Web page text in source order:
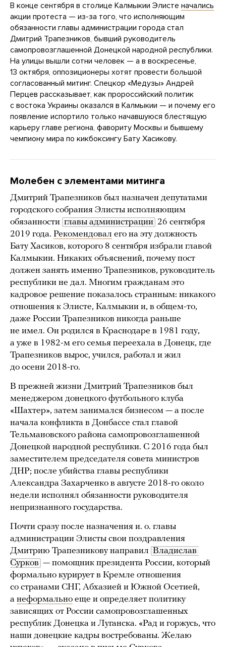
В конце сентября в столице Калмыкии Элисте начались
акции протеста — из-за того, что исполняющим
обязанности главы администрации города стал
Дмитрий Трапезников, бывший руководитель
самопровозглашенной Донецкой народной республики.
На улицы вышли сотни человек — а в воскресенье,
13 октября, оппозиционеры хотят провести большой
согласованный митинг. Спецкор «Медузы» Андрей
Перцев рассказывает, как пророссийский политик
с востока Украины оказался в Калмыкии — и почему его
появление испортило только начавшуюся блестящую
карьеру главе региона, фавориту Москвы и бывшему
чемпиону мира по кикбоксингу Бату Хасикову.
Молебен с элементами митинга
Дмитрий Трапезников был назначен депутатами
городского собрания Элисты исполняющим
обязанности главы администрации 26 сентября
2019 года. Рекомендовал его на эту должность
Бату Хасиков, которого 8 сентября избрали главой
Калмыкии. Никаких объяснений, почему пост
должен занять именно Трапезников, руководитель
республики не дал. Многим гражданам это
кадровое решение показалось странным: никакого
отношения к Элисте, Калмыкии и, в общем-то,
даже России Трапезников никогда раньше
не имел. Он родился в Краснодаре в 1981 году,
а уже в 1982-м его семья переехала в Донецк, где
Трапезников вырос, учился, работал и жил
до осени 2018-го.
В прежней жизни Дмитрий Трапезников был
менеджером донецкого футбольного клуба
«Шахтер», затем занимался бизнесом — а после
начала конфликта в Донбассе стал главой
Тельмановского района самопровозглашенной
Донецкой народной республики. С 2016 года был
заместителем председателя совета министров
ДНР; после убийства главы республики
Александра Захарченко в августе 2018-го около
недели исполнял обязанности руководителя
непризнанного государства.
Почти сразу после назначения и. о. главы
администрации Элисты свои поздравления
Дмитрию Трапезникову направил Владислав
Сурков — помощник президента России, который
формально курирует в Кремле отношения
со странами СНГ, Абхазией и Южной Осетией,
а неформально еще и определяет политику
зависящих от России самопровозглашенных
республик Донецка и Луганска. «Рад и горжусь, что
наши донецкие кадры востребованы. Желаю